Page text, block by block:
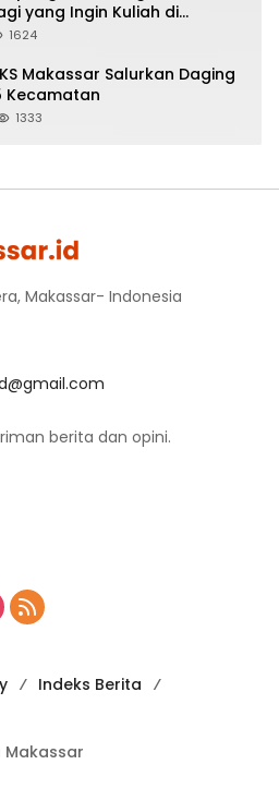
yang Ingin Kuliah di
UCM
1624
Makassar Salurkan Daging
Kecamatan
1333
Makassar- Indonesia
berita dan opini.
Indeks Berita